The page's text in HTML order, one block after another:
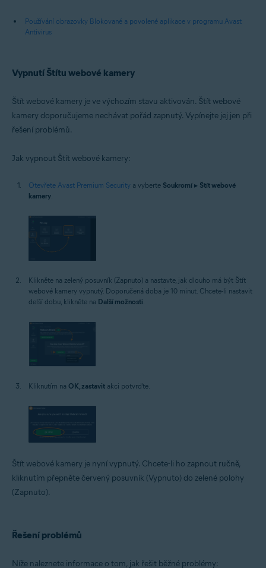
Používání obrazovky Blokované a povolené aplikace v programu Avast
Antivirus
Vypnutí Štítu webové kamery
Štít webové kamery je ve výchozím stavu aktivován. Štít webové
kamery doporučujeme nechávat pořád zapnutý. Vypínejte jej jen při
řešení problémů.
Jak vypnout Štít webové kamery:
Otevřete Avast Premium Security a vyberte Soukromí ▸ Štít webové
kamery
Klikněte na zelený posuvník (Zapnuto) a nastavte, jak dlouho má být Štít
webové kamery vypnutý. Doporučená doba je 10 minut. Chcete-li nastavit
delší dobu, klikněte na Další možnosti
Kliknutím na OK, zastavit akci potvrďte.
Štít webové kamery je nyní vypnutý. Chcete-li ho zapnout ručně,
kliknutím přepněte červený posuvník (Vypnuto) do zelené polohy
(Zapnuto).
Řešení problémů
Níže naleznete informace o tom, jak řešit běžné problémy: